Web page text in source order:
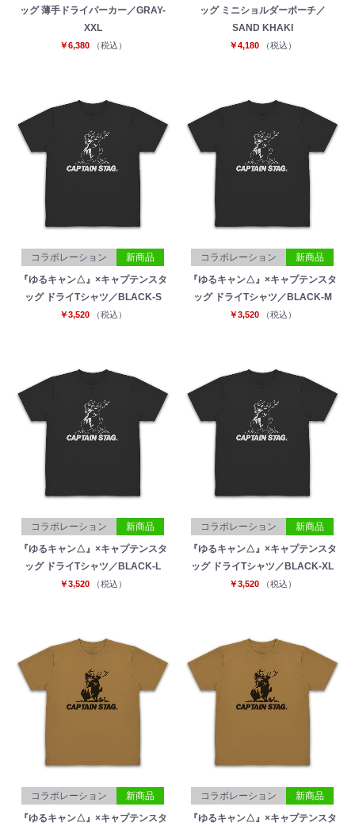
ッグ 薄手ドライパーカー／GRAY-
XXL
￥6,380 （税込）
ッグ ミニショルダーポーチ／
SAND KHAKI
￥4,180 （税込）
コラボレーション 新商品
『ゆるキャン△』×キャプテンスタ
ッグ ドライTシャツ／BLACK-S
￥3,520 （税込）
コラボレーション 新商品
『ゆるキャン△』×キャプテンスタ
ッグ ドライTシャツ／BLACK-M
￥3,520 （税込）
コラボレーション 新商品
『ゆるキャン△』×キャプテンスタ
ッグ ドライTシャツ／BLACK-L
￥3,520 （税込）
コラボレーション 新商品
『ゆるキャン△』×キャプテンスタ
ッグ ドライTシャツ／BLACK-XL
￥3,520 （税込）
コラボレーション 新商品
『ゆるキャン△』×キャプテンスタ
コラボレーション 新商品
『ゆるキャン△』×キャプテンスタ